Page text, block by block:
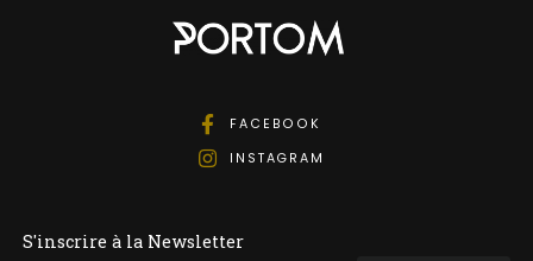
FACEBOOK
INSTAGRAM
S'inscrire à la Newsletter